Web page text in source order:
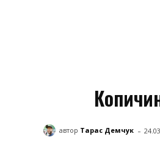
автор Тарас Демчук -